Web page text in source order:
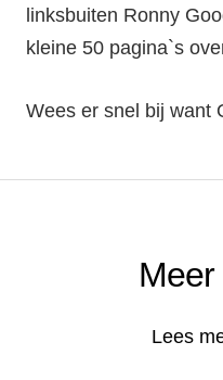
linksbuiten Ronny
kleine 50 pagina`s
Wees er snel bij want
Meer
Lees